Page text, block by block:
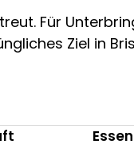
Für
Ziel in